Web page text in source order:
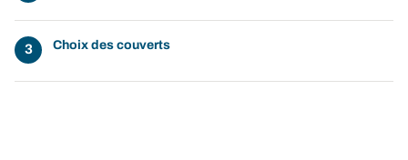
Choix des couverts